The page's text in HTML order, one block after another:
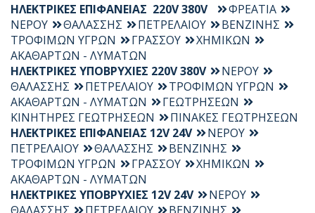
ΗΛΕΚΤΡΙΚΕΣ ΕΠΙΦΑΝΕΙΑΣ 220V 380V
ΦΡΕΑΤΙΑ
ΝΕΡΟΥ
ΘΑΛΑΣΣΗΣ ΠΕΤΡΕΛΑΙΟΥ
ΒΕΝΖΙΝΗΣ
ΤΡΟΦΙΜΩΝ ΥΓΡΩΝ
ΓΡΑΣΣΟΥ
ΧΗΜΙΚΩΝ
ΑΚΑΘΑΡΤΩΝ - ΛΥΜΑΤΩΝ
ΗΛΕΚΤΡΙΚΕΣ ΥΠΟΒΡΥΧΙΕΣ 220V 380V
ΝΕΡΟΥ
ΘΑΛΑΣΣΗΣ
ΠΕΤΡΕΛΑΙΟΥ
ΤΡΟΦΙΜΩΝ ΥΓΡΩΝ
ΑΚΑΘΑΡΤΩΝ - ΛΥΜΑΤΩΝ
ΓΕΩΤΡΗΣΕΩΝ
ΚΙΝΗΤΗΡΕΣ ΓΕΩΤΡΗΣΕΩΝ
ΠΙΝΑΚΕΣ ΓΕΩΤΡΗΣΕΩΝ
ΗΛΕΚΤΡΙΚΕΣ ΕΠΙΦΑΝΕΙΑΣ 12V 24V
ΝΕΡΟΥ
ΠΕΤΡΕΛΑΙΟΥ
ΘΑΛΑΣΣΗΣ
ΒΕΝΖΙΝΗΣ
ΤΡΟΦΙΜΩΝ ΥΓΡΩΝ
ΓΡΑΣΣΟΥ
ΧΗΜΙΚΩΝ
ΑΚΑΘΑΡΤΩΝ - ΛΥΜΑΤΩΝ
ΗΛΕΚΤΡΙΚΕΣ ΥΠΟΒΡΥΧΙΕΣ 12V 24V
ΝΕΡΟΥ